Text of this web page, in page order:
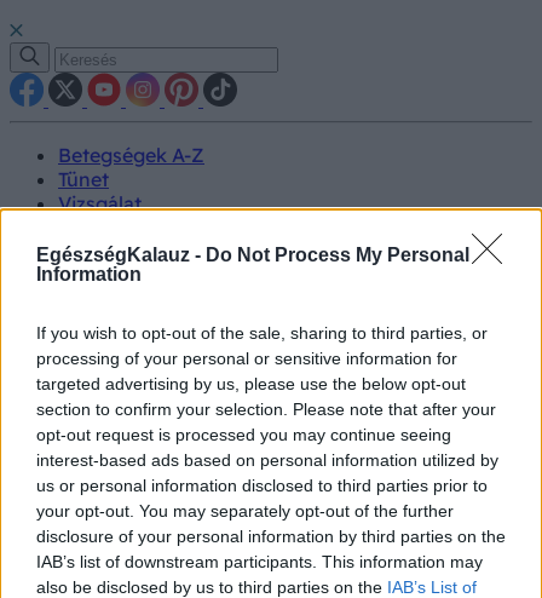
EgészségKalauz - Do Not Process My Personal
Information
If you wish to opt-out of the sale, sharing to third parties, or
processing of your personal or sensitive information for
targeted advertising by us, please use the below opt-out
section to confirm your selection. Please note that after your
opt-out request is processed you may continue seeing
interest-based ads based on personal information utilized by
us or personal information disclosed to third parties prior to
your opt-out. You may separately opt-out of the further
disclosure of your personal information by third parties on the
IAB’s list of downstream participants. This information may
also be disclosed by us to third parties on the IAB’s List of
Betegségek A-Z
Tünet
Vizsgálat
Életmódváltás
Kutatás
Hírek
Videók
Kisállatok egészsége
#allergia #influenza#cukorbetegség
#orvosmeteorológia#vérnyomás#stroke#rákbetegség
#reflux #ekcéma
#herpesz
Regisztráció